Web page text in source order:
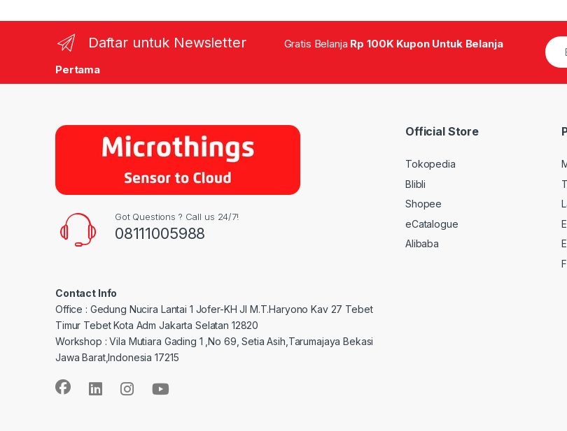
Daftar untuk Newsletter Gratis Belanja Rp 100K Kupon Untuk Belanja
Pertama
Got Questions ? Call us 24/7!
08111005988
Contact Info
Office : Gedung Nucira Lantai 1 Jofer-KH Jl M.T.Haryono Kav 27 Tebet
Timur Tebet Kota Adm Jakarta Selatan 12820
Workshop : Vila Mutiara Gading 1 ,No 69, Setia Asih,Tarumajaya Bekasi
Jawa Barat,Indonesia 17215
Official Store
Tokopedia
Blibli
Shopee
eCatalogue
Alibaba